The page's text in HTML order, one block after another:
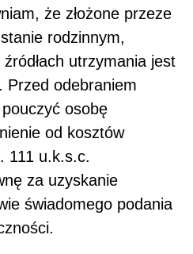
że złożone przeze
rodzinnym,
utrzymania jest
Przed odebraniem
osobę
od kosztów
111 u.k.s.c.
za uzyskanie
świadomego podania